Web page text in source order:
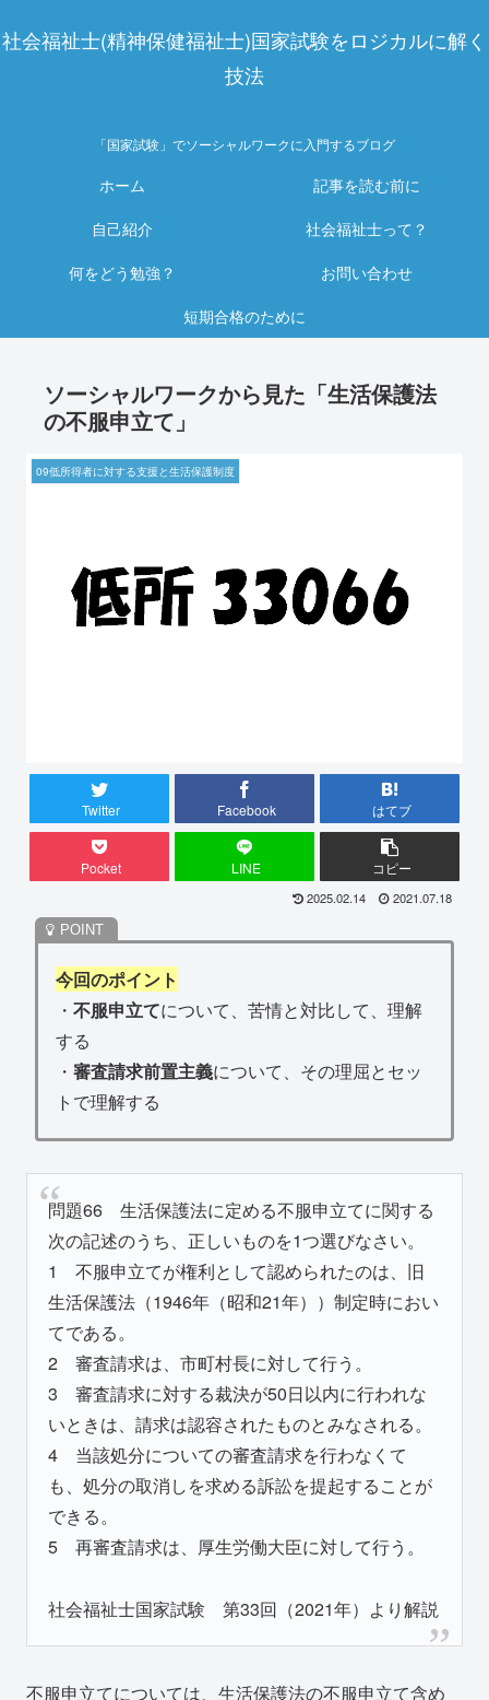
社会福祉士(精神保健福祉士)国家試験をロジカルに解く
技法
「国家試験」でソーシャルワークに入門するブログ
ホーム
記事を読む前に
自己紹介
社会福祉士って？
何をどう勉強？
お問い合わせ
短期合格のために
ソーシャルワークから見た「生活保護法
の不服申立て」
09低所得者に対する支援と生活保護制度
Twitter Facebook はてブ
Pocket LINE コピー
2025.02.14 2021.07.18
今回のポイント
・ 不服申立てについて、苦情と対比して、理解
する
・ 審査請求前置主義について、その理屈とセッ
トで理解する
問題66 生活保護法に定める不服申立てに関する
次の記述のうち、正しいものを1つ選びなさい。
1 不服申立てが権利として認められたのは、旧
生活保護法（1946年（昭和21年））制定時におい
てである。
2 審査請求は、市町村長に対して行う。
3 審査請求に対する裁決が50日以内に行われな
いときは、請求は認容されたものとみなされる。
4 当該処分についての審査請求を行わなくて
も、処分の取消しを求める訴訟を提起することが
できる。
5 再審査請求は、厚生労働大臣に対して行う。
社会福祉士国家試験 第33回（2021年）より解説
不服申立てについては、生活保護法の不服申立て含め